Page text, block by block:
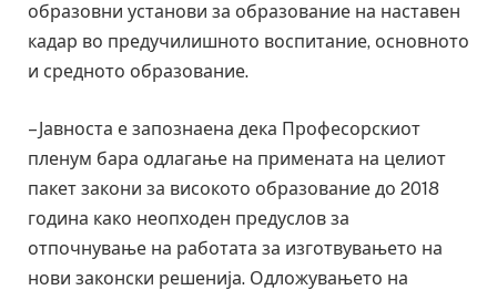
образовни установи за образование на наставен
кадар во предучилишното воспитание, основното
и средното образование.
– Јавноста е запознаена дека Професорскиот
пленум бара одлагање на примената на целиот
пакет закони за високото образование до 2018
година како неопходен предуслов за
отпочнување на работата за изготвувањето на
нови законски решенија. Одложувањето на